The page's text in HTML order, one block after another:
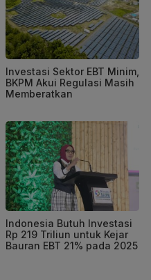
Investasi Sektor EBT Minim,
BKPM Akui Regulasi Masih
Memberatkan
Indonesia Butuh Investasi
Rp 219 Triliun untuk Kejar
Bauran EBT 21% pada 2025